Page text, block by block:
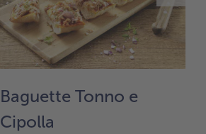
Baguette Tonno e
Cipolla